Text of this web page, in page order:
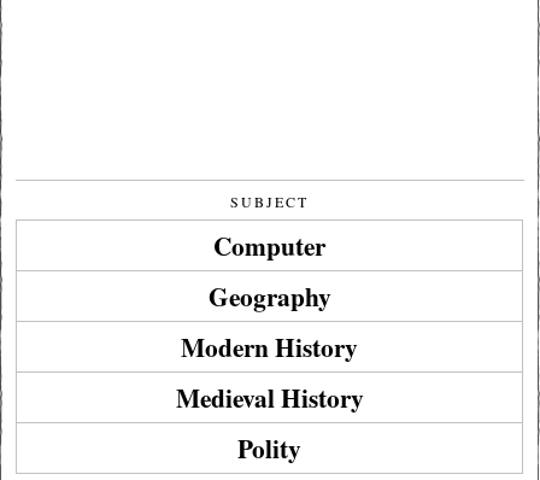
SUBJECT
Computer
Geography
Modern History
Medieval History
Polity